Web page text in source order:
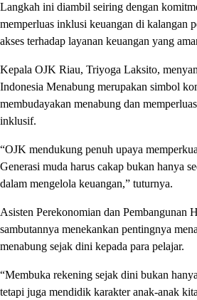
Langkah ini diambil seiring dengan
memperluas inklusi keuangan di kalangan
akses terhadap layanan keuangan yang
Kepala OJK Riau, Triyoga Laksito,
Indonesia Menabung merupakan simbol
membudayakan menabung dan
inklusif.
“OJK mendukung penuh upaya
Generasi muda harus cakap bukan hanya
dalam mengelola keuangan,” tuturnya.
Asisten Perekonomian dan Pembangunan
sambutannya menekankan pentingnya
menabung sejak dini kepada para pelajar.
“Membuka rekening sejak dini bukan
tetapi juga mendidik karakter anak-anak